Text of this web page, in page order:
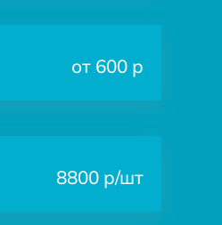
от 600 р
8800 р/шт